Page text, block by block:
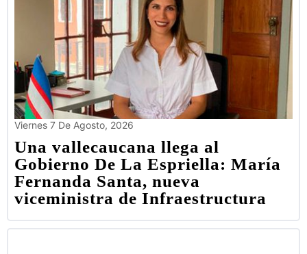
Viernes 7 De Agosto, 2026
Una vallecaucana llega al
Gobierno De La Espriella: María
Fernanda Santa, nueva
viceministra de Infraestructura